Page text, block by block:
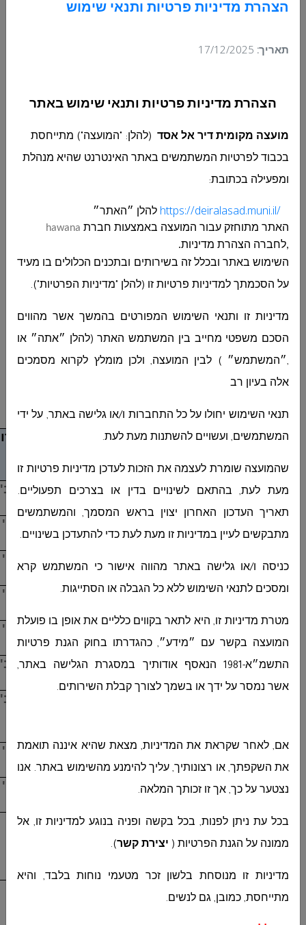
המוניציפלי של המועצה המקומית דיר אל אסד
נא למלא את ההצעה אך ורק בטבלה המצורפת בכתב
הצעה הינה בגין פריט, הרשות שומרת לעצמה את
הזכות לרכוש מספר פריטים לפי מחיר ההצעה הזוכה
ולפי צרכיה.
המועצה שומרת לעצמה את הזכות לפצל את
ההתקשרות בין מספר משתתפים וכן להזמין את כל
ההתקשרת , הכל לפי שיקולה וצרכיה.
ההצעה הזאת תקפה עד31.12.2024
.
אין המועצה מתחייבת לקבוע את ההצעה הזולה
יותר, או כל הצעה שהיא זוכה, כמו כן המועצה
שומרת לעצמה הזכות לבטל ההליך בכללותו או
לקבל כל פיצויים כתוצאה מכך.
נא לשלוח את ההצעה חתומה בקובץPDF
ידנית לתיבת הרכש במועצה עד 02/06/2024 שעה
11:00 בבוקר.
מס"ד תיאור הפריט
1. כבל גירלנדה יצוק 100 מטר 1 חב'
יח'
נורת לד יח'
4. נורת לד E27 כדור 9 Wירוק 1 יח'
5. נורת לד כדור 9 כחול 1 יח'
6. גיד פלדה 3 מ"מ 100 בחבילה 1 חב'
חב'
8. מהדק כבל פלדה 4 מ"מ 1 יח'
9. פחת 2*40 אמפר שינט יח'
הצהרת מדיניות פרטיות ותנאי שימוש
תאריך:
הצהרת מדיניות פרטיות ותנאי שימוש באתר
מועצה מקומית דיר אל אסד
(להלן: "המועצה") מתייחסת
בכבוד לפרטיות המשתמשים באתר האינטרנט שהיא מנהלת
ומפעילה בכתובת:
https://deiralasad.muni.il/להלן ״האתר״
האתר מתוחזק עבור המועצה באמצעות חברת hawana
,לחברה הצהרת מדיניות.
השימוש באתר ובכלל זה בשירותים ובתכנים הכלולים בו מעיד
על הסכמתך למדיניות פרטיות זו (להלן "מדיניות הפרטיות").
מדיניות זו ותנאי השימוש המפורטים בהמשך אשר מהווים
הסכם משפטי מחייב בין המשתמש האתר (להלן ״אתה״ או
,״המשתמש״ ) לבין המועצה, ולכן מומלץ לקרוא מסמכים
אלה בעיון רב
תנאי השימוש יחולו על כל התחברות ו/או גלישה באתר, על ידי
המשתמשים, ועשויים להשתנות מעת לעת.
שהמועצה שומרת לעצמה את הזכות לעדכן מדיניות פרטיות זו
מעת לעת, בהתאם לשינויים בדין או בצרכים תפעוליים.
תאריך העדכון האחרון יצוין בראש המסמך, והמשתמשים
מתבקשים לעיין במדיניות זו מעת לעת כדי להתעדכן בשינויים.
כניסה ו/או גלישה באתר מהווה אישור כי המשתמש קרא
ומסכים לתנאי השימוש ללא כל הגבלה או הסתייגות.
מטרת מדיניות זו, היא לתאר בקווים כלליים את אופן בו פועלת
המועצה בקשר עם ״מידע״, כהגדרתו בחוק הגנת פרטיות
התשמ״א-1981 הנאסף אודותיך במסגרת הגלישה באתר,
אשר נמסר על ידך או בשמך לצורך קבלת השירותים.
אם, לאחר שקראת את המדיניות, מצאת שהיא איננה תואמת
את השקפתך, או רצונותיך, עליך להימנע מהשימוש באתר. אנו
נצטער על כך, אך זו זכותך המלאה.
בכל עת ניתן לפנות, בכל בקשה ופניה בנוגע למדיניות זו, אל
ממונה על הגנת הפרטיות ( יצירת קשר )
.
מדיניות זו מנוסחת בלשון זכר מטעמי נוחות בלבד, והיא
מתייחסת, כמובן, גם לנשים.